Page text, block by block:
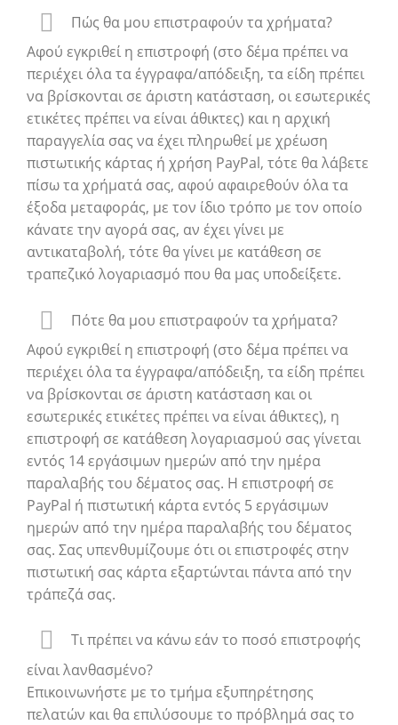
Πώς θα μου επιστραφούν τα χρήματα?
Αφού εγκριθεί η επιστροφή (στο δέμα πρέπει να
περιέχει όλα τα έγγραφα/απόδειξη, τα είδη πρέπει
να βρίσκονται σε άριστη κατάσταση, οι εσωτερικές
ετικέτες πρέπει να είναι άθικτες) και η αρχική
παραγγελία σας να έχει πληρωθεί με χρέωση
πιστωτικής κάρτας ή χρήση PayPal, τότε θα λάβετε
πίσω τα χρήματά σας, αφού αφαιρεθούν όλα τα
έξοδα μεταφοράς, με τον ίδιο τρόπο με τον οποίο
κάνατε την αγορά σας, αν έχει γίνει με
αντικαταβολή, τότε θα γίνει με κατάθεση σε
τραπεζικό λογαριασμό που θα μας υποδείξετε.
Πότε θα μου επιστραφούν τα χρήματα?
Αφού εγκριθεί η επιστροφή (στο δέμα πρέπει να
περιέχει όλα τα έγγραφα/απόδειξη, τα είδη πρέπει
να βρίσκονται σε άριστη κατάσταση και οι
εσωτερικές ετικέτες πρέπει να είναι άθικτες), η
επιστροφή σε κατάθεση λογαριασμού σας γίνεται
εντός 14 εργάσιμων ημερών από την ημέρα
παραλαβής του δέματος σας. Η επιστροφή σε
PayPal ή πιστωτική κάρτα εντός 5 εργάσιμων
ημερών από την ημέρα παραλαβής του δέματος
σας. Σας υπενθυμίζουμε ότι οι επιστροφές στην
πιστωτική σας κάρτα εξαρτώνται πάντα από την
τράπεζά σας.
Τι πρέπει να κάνω εάν το ποσό επιστροφής
είναι λανθασμένο?
Επικοινωνήστε με το τμήμα εξυπηρέτησης
πελατών και θα επιλύσουμε το πρόβλημά σας το